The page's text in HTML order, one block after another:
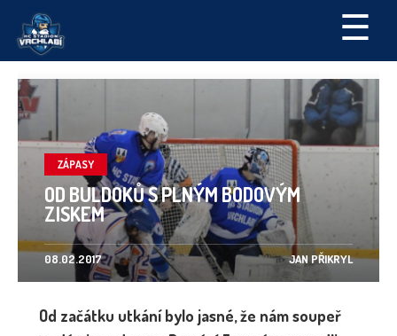
☰
ZÁPASY
OD BULDOKŮ S PLNÝM BODOVÝM
ZISKEM
08.02.2017 JAN PŘIKRYL
Od začátku utkání bylo jasné, že nám soupeř